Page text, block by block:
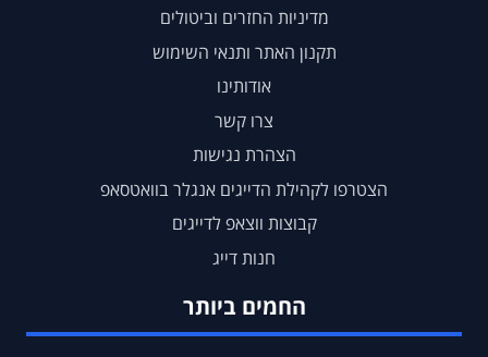
מדיניות החזרים וביטולים
תקנון האתר ותנאי השימוש
אודותינו
צרו קשר
הצהרת נגישות
הצטרפו לקהילת הדייגים אנגלר בוואטסאפ
קבוצות ווצאפ לדייגים
חנות דייג
החמים ביותר